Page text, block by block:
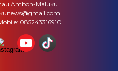
Ambon-Maluku.
085243316910